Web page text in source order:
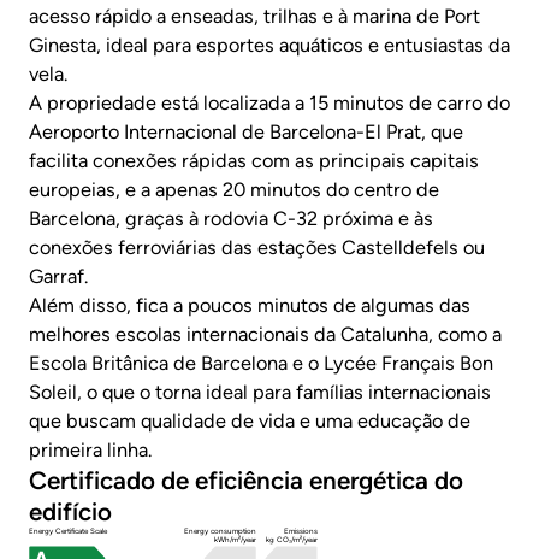
acesso rápido a enseadas, trilhas e à marina de Port
Ginesta, ideal para esportes aquáticos e entusiastas da
vela.
A propriedade está localizada a 15 minutos de carro do
Aeroporto Internacional de Barcelona-El Prat, que
facilita conexões rápidas com as principais capitais
europeias, e a apenas 20 minutos do centro de
Barcelona, graças à rodovia C-32 próxima e às
conexões ferroviárias das estações Castelldefels ou
Garraf.
Além disso, fica a poucos minutos de algumas das
melhores escolas internacionais da Catalunha, como a
Escola Britânica de Barcelona e o Lycée Français Bon
Soleil, o que o torna ideal para famílias internacionais
que buscam qualidade de vida e uma educação de
primeira linha.
Certificado de eficiência energética do
edifício
Energy Certificate Scale
Energy consumption
kWh/m²/year
Emissions
kg CO₂/m²/year